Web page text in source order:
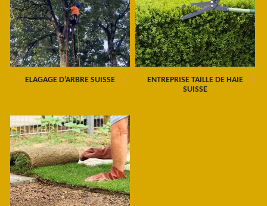
ELAGAGE D'ARBRE SUISSE
ENTREPRISE TAILLE DE HAIE
SUISSE